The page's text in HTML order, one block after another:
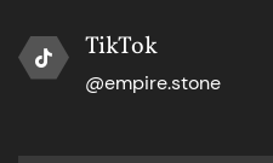
TikTok
@empire.stone